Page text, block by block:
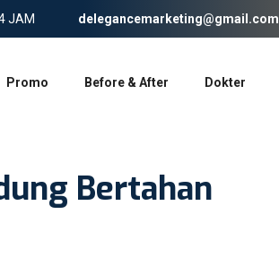
JAM delegancemarketing@gmail.com
Promo Before & After Dokter
Bertahan